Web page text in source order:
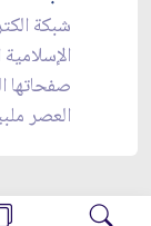
شبكة
صفحاتها
العصر